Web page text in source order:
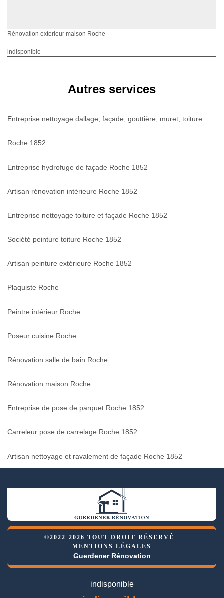
Rénovation exterieur maison Roche
indisponible
Autres services
Entreprise nettoyage dallage, façade, gouttière, muret, toiture
Roche 1852
Entreprise hydrofuge de façade Roche 1852
Artisan rénovation intérieure Roche 1852
Entreprise nettoyage toiture et façade Roche 1852
Société peinture toiture Roche 1852
Artisan peinture extérieure Roche 1852
Plaquiste Roche
Peintre intérieur Roche
Poseur cuisine Roche
Rénovation salle de bain Roche
Rénovation maison Roche
Entreprise de pose de parquet Roche 1852
Carreleur pose de carrelage Roche 1852
Artisan nettoyage et ravalement de façade Roche 1852
©2022-2026 TOUT DROIT RÉSERVÉ -
MENTIONS LÉGALES
Guerdener Rénovation
indisponible